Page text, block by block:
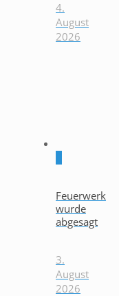
4.
August
2026
Feuerwerk
wurde
abgesagt
3.
August
2026